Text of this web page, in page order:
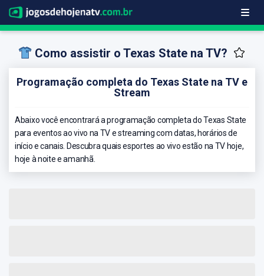
Como assistir o Texas State na TV?
Programação completa do Texas State na TV e
Stream
Abaixo você encontrará a programação completa do Texas State
para eventos ao vivo na TV e streaming com datas, horários de
início e canais. Descubra quais esportes ao vivo estão na TV hoje,
hoje à noite e amanhã.